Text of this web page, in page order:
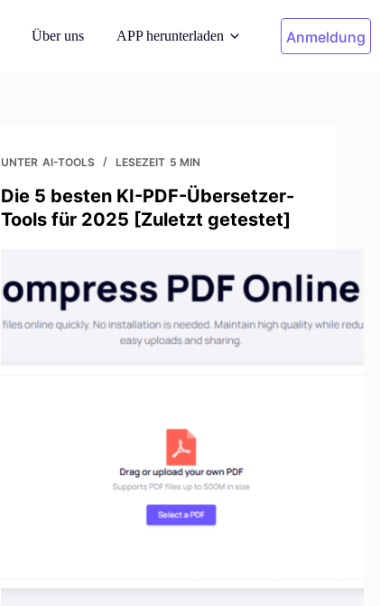
Kleidung Recolor
Ersetzen Sie die Farbe mit 1 Klick
Hintergrund-Entferner
Transparenter oder beliebig farbiger
Über uns APP herunterladen Anmeldung
UNTER AI-TOOLS LESEZEIT 5 MIN
Die 5 besten KI-PDF-Übersetzer-
Tools für 2025 [Zuletzt getestet]